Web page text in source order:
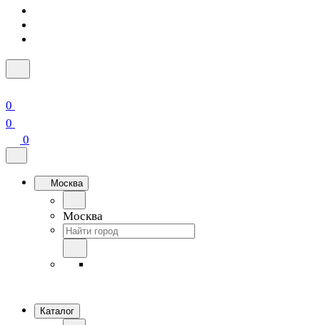
0
0
0
Москва
Москва
Каталог